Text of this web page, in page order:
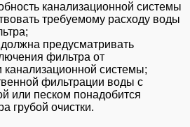
канализационной системы
требуемому расходу воды
предусматривать
фильтра от
канализационной системы;
фильтрации воды с
или песком понадобится
грубой очистки.